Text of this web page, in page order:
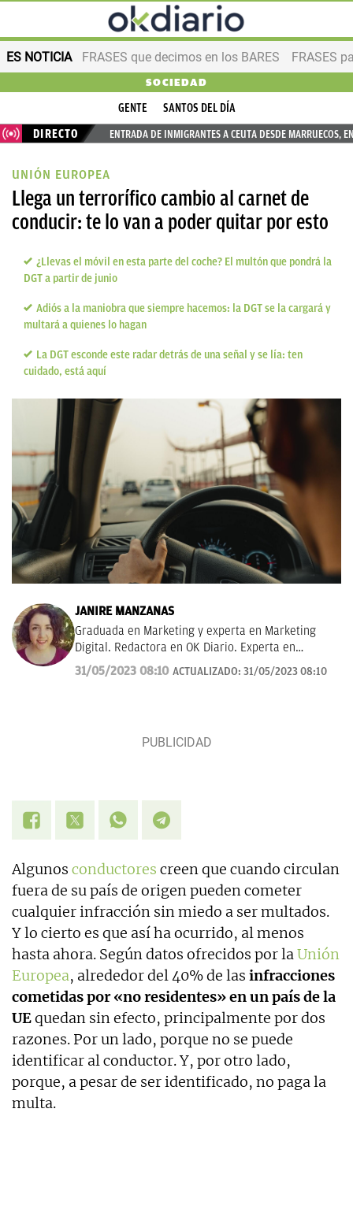
ES NOTICIA FRASES que decimos en los BARES FRASES
SOCIEDAD
GENTE
SANTOS DEL DÍA
DIRECTO
ENTRADA DE INMIGRANTES A CEUTA DESDE MARRUECOS,
UNIÓN EUROPEA
Llega un terrorífico cambio al carnet de
conducir: te lo van a poder quitar por esto
¿Llevas el móvil en esta parte del coche? El multón que pondrá la
DGT a partir de junio
Adiós a la maniobra que siempre hacemos: la DGT se la cargará y
multará a quienes lo hagan
La DGT esconde este radar detrás de una señal y se lía: ten
cuidado, está aquí
JANIRE MANZANAS
Graduada en Marketing y experta en Marketing
Digital. Redactora en OK Diario. Experta en
curiosidades, mascotas, consumo y Lotería de
Navidad.
31/05/2023 08:10 ACTUALIZADO: 31/05/2023 08:10
Algunos conductores creen que cuando circulan
fuera de su país de origen pueden cometer
cualquier infracción sin miedo a ser multados.
Y lo cierto es que así ha ocurrido, al menos
hasta ahora. Según datos ofrecidos por laUnión
Europea, alrededor del 40% de las infracciones
cometidas por «no residentes» en un país de la
UEquedan sin efecto, principalmente por dos
razones. Por un lado, porque no se puede
identificar al conductor. Y, por otro lado,
porque, a pesar de ser identificado, no paga la
multa.